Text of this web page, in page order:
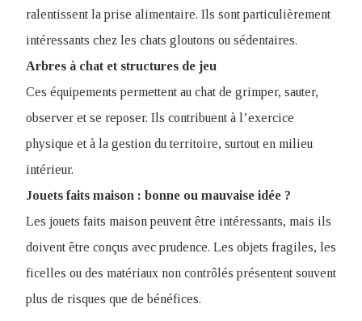
ralentissent la prise alimentaire. Ils sont particulièrement
intéressants chez les chats gloutons ou sédentaires.
Arbres à chat et structures de jeu
Ces équipements permettent au chat de grimper, sauter,
observer et se reposer. Ils contribuent à l’exercice
physique et à la gestion du territoire, surtout en milieu
intérieur.
Jouets faits maison : bonne ou mauvaise idée ?
Les jouets faits maison peuvent être intéressants, mais ils
doivent être conçus avec prudence. Les objets fragiles, les
ficelles ou des matériaux non contrôlés présentent souvent
plus de risques que de bénéfices.